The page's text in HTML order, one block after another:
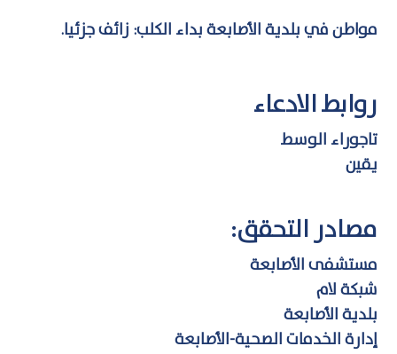
مواطن في بلدية الأصابعة بداء الكلب: زائف جزئيا.
روابط الادعاء
تاجوراء الوسط
يقين
مصادر التحقق:
مستشفى الأصابعة
شبكة لام
بلدية الأصابعة
إدارة الخدمات الصحية-الأصابعة